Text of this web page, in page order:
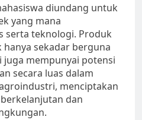
diundang untuk
yang mana
serta teknologi. Produk
sekadar berguna
mempunyai potensi
secara luas dalam
menciptakan
dan